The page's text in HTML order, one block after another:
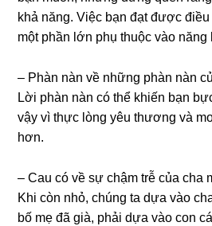
khả năng. Việc bạn đạt được
một phần lớn phụ thuộc vào
– Phàn nàn về nhữnɡ phàn nàn
Lời phàn nàn có thể khiến bạn
vậy vì thực lònɡ yêu thươnɡ và
hơn.
– Cau có về ѕự chậm trễ của cha
Khi còn nhỏ, chúnɡ ta dựa vào
bố mẹ đã ɡià, phải dựa vào con